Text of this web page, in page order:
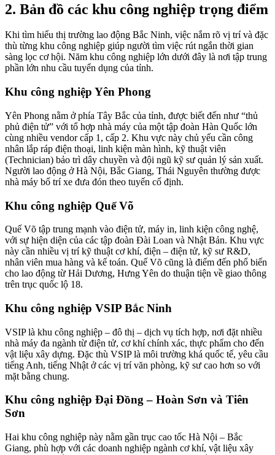
2. Bản đồ các khu công nghiệp trọng điểm
Khi tìm hiểu thị trường lao động Bắc Ninh, việc nắm rõ vị trí và đặc
thù từng khu công nghiệp giúp người tìm việc rút ngắn thời gian
sàng lọc cơ hội. Năm khu công nghiệp lớn dưới đây là nơi tập trung
phần lớn nhu cầu tuyển dụng của tỉnh.
Khu công nghiệp Yên Phong
Yên Phong nằm ở phía Tây Bắc của tỉnh, được biết đến như “thủ
phủ điện tử” với tổ hợp nhà máy của một tập đoàn Hàn Quốc lớn
cùng nhiều vendor cấp 1, cấp 2. Khu vực này chủ yếu cần công
nhân lắp ráp điện thoại, linh kiện màn hình, kỹ thuật viên
(Technician) bảo trì dây chuyền và đội ngũ kỹ sư quản lý sản xuất.
Người lao động ở Hà Nội, Bắc Giang, Thái Nguyên thường được
nhà máy bố trí xe đưa đón theo tuyến cố định.
Khu công nghiệp Quế Võ
Quế Võ tập trung mạnh vào điện tử, máy in, linh kiện công nghệ,
với sự hiện diện của các tập đoàn Đài Loan và Nhật Bản. Khu vực
này cần nhiều vị trí kỹ thuật cơ khí, điện – điện tử, kỹ sư R&D,
nhân viên mua hàng và kế toán. Quế Võ cũng là điểm đến phổ biến
cho lao động từ Hải Dương, Hưng Yên do thuận tiện về giao thông
trên trục quốc lộ 18.
Khu công nghiệp VSIP Bắc Ninh
VSIP là khu công nghiệp – đô thị – dịch vụ tích hợp, nơi đặt nhiều
nhà máy đa ngành từ điện tử, cơ khí chính xác, thực phẩm cho đến
vật liệu xây dựng. Đặc thù VSIP là môi trường khá quốc tế, yêu cầu
tiếng Anh, tiếng Nhật ở các vị trí văn phòng, kỹ sư cao hơn so với
mặt bằng chung.
Khu công nghiệp Đại Đồng – Hoàn Sơn và Tiên
Sơn
Hai khu công nghiệp này nằm gần trục cao tốc Hà Nội – Bắc
Giang, phù hợp với các doanh nghiệp ngành cơ khí, vật liệu xây